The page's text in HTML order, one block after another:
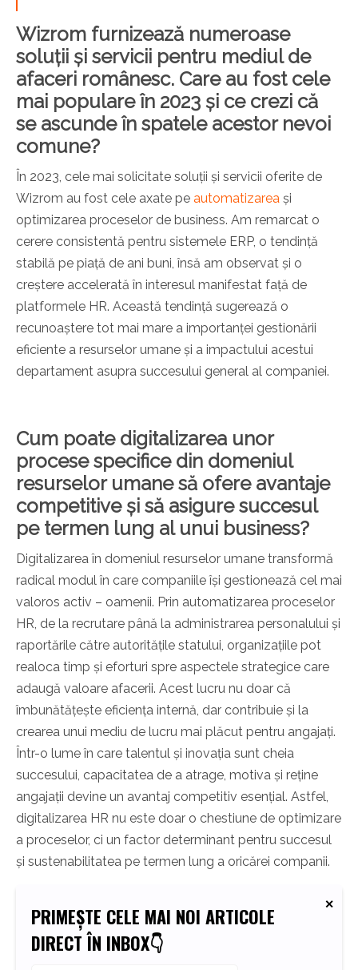
Wizrom furnizează numeroase
soluții și servicii pentru mediul de
afaceri românesc. Care au fost cele
mai populare în 2023 și ce crezi că
se ascunde în spatele acestor nevoi
comune?
În 2023, cele mai solicitate soluții și servicii oferite de
Wizrom au fost cele axate pe automatizarea și
optimizarea proceselor de business. Am remarcat o
cerere consistentă pentru sistemele ERP, o tendință
stabilă pe piață de ani buni, însă am observat și o
creștere accelerată în interesul manifestat față de
platformele HR. Această tendință sugerează o
recunoaștere tot mai mare a importanței gestionării
eficiente a resurselor umane și a impactului acestui
departament asupra succesului general al companiei.
Cum poate digitalizarea unor
procese specifice din domeniul
resurselor umane să ofere avantaje
competitive și să asigure succesul
pe termen lung al unui business?
Digitalizarea în domeniul resurselor umane transformă
radical modul în care companiile își gestionează cel mai
valoros activ – oamenii. Prin automatizarea proceselor
HR, de la recrutare până la administrarea personalului și
raportările către autoritățile statului, organizațiile pot
realoca timp și eforturi spre aspectele strategice care
adaugă valoare afacerii. Acest lucru nu doar că
îmbunătățește eficiența internă, dar contribuie și la
crearea unui mediu de lucru mai plăcut pentru angajați.
Într-o lume în care talentul și inovația sunt cheia
succesului, capacitatea de a atrage, motiva și reține
angajații devine un avantaj competitiv esențial. Astfel,
digitalizarea HR nu este doar o chestiune de optimizare
a proceselor, ci un factor determinant pentru succesul
și sustenabilitatea pe termen lung a oricărei companii.
PRIMEȘTE CELE MAI NOI ARTICOLE
DIRECT ÎN INBOX👇